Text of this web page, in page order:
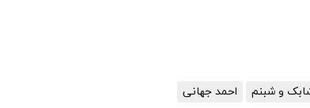
و شبنم احمد جهانی